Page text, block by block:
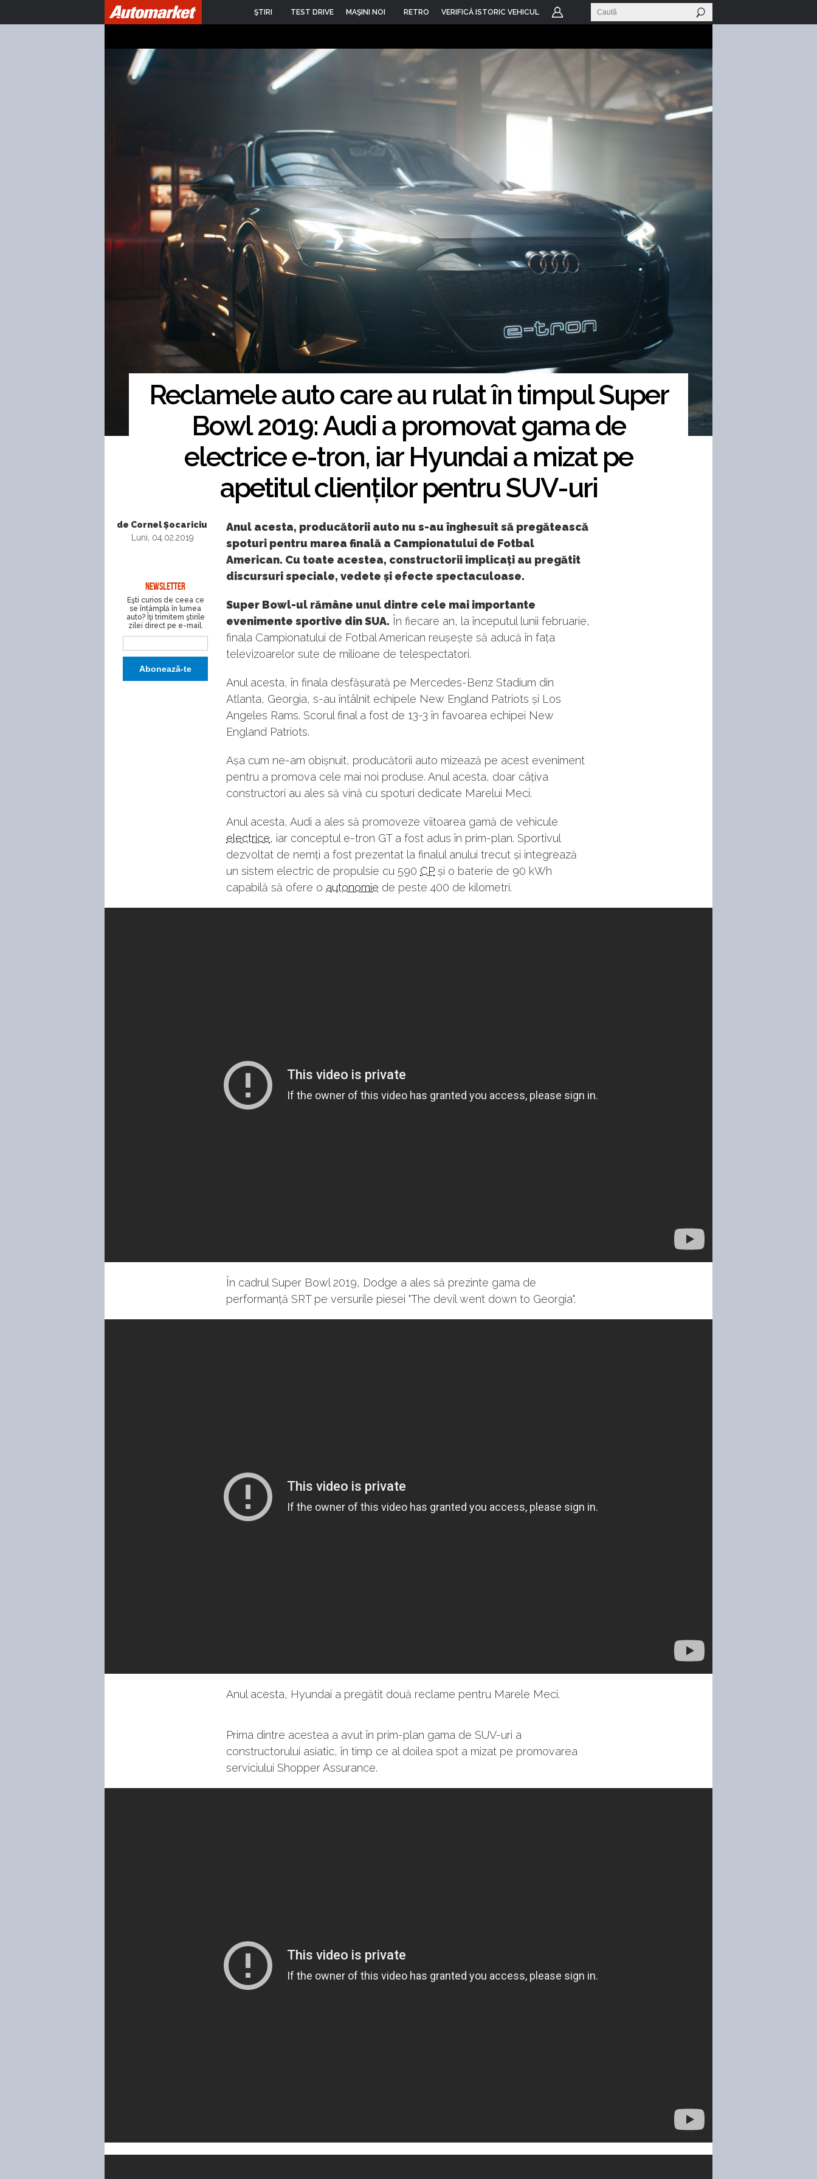
ŞTIRI TEST DRIVE MAŞINI NOI RETRO VERIFICĂ ISTORIC VEHICUL
Reclamele auto care au rulat în timpul Super
Bowl 2019: Audi a promovat gama de
electrice e-tron, iar Hyundai a mizat pe
apetitul clienților pentru SUV-uri
de Cornel Șocariciu
Luni, 04.02.2019
NEWSLETTER
Eşti curios de ceea ce
se întâmplă în lumea
auto? Îţi trimitem ştirile
zilei direct pe e-mail.
Anul acesta, producătorii auto nu s-au înghesuit să pregătească
spoturi pentru marea finală a Campionatului de Fotbal
American. Cu toate acestea, constructorii implicați au pregătit
discursuri speciale, vedete și efecte spectaculoase.
Super Bowl-ul rămâne unul dintre cele mai importante
evenimente sportive din SUA. În fiecare an, la începutul lunii februarie,
finala Campionatului de Fotbal American reușește să aducă în fața
televizoarelor sute de milioane de telespectatori.
Anul acesta, în finala desfășurată pe Mercedes-Benz Stadium din
Atlanta, Georgia, s-au întâlnit echipele New England Patriots și Los
Angeles Rams. Scorul final a fost de 13-3 în favoarea echipei New
England Patriots.
Așa cum ne-am obișnuit, producătorii auto mizează pe acest eveniment
pentru a promova cele mai noi produse. Anul acesta, doar câțiva
constructori au ales să vină cu spoturi dedicate Marelui Meci.
Anul acesta, Audi a ales să promoveze viitoarea gamă de vehicule
electrice, iar conceptul e-tron GT a fost adus în prim-plan. Sportivul
dezvoltat de nemți a fost prezentat la finalul anului trecut și integrează
un sistem electric de propulsie cu 590 CP și o baterie de 90 kWh
capabilă să ofere o autonomie de peste 400 de kilometri.
În cadrul Super Bowl 2019, Dodge a ales să prezinte gama de
performanță SRT pe versurile piesei "The devil went down to Georgia".
Anul acesta, Hyundai a pregătit două reclame pentru Marele Meci.
Prima dintre acestea a avut în prim-plan gama de SUV-uri a
constructorului asiatic, în timp ce al doilea spot a mizat pe promovarea
serviciului Shopper Assurance.